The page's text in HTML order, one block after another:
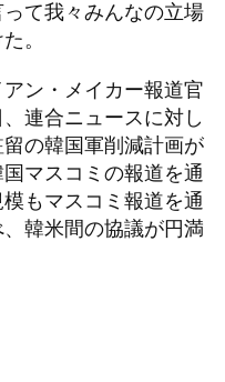
て我々みんなの立場
。
ン・メイカー報道官
連合ニュースに対し
の韓国軍削減計画が
マスコミの報道を通
もマスコミ報道を通
韓米間の協議が円満